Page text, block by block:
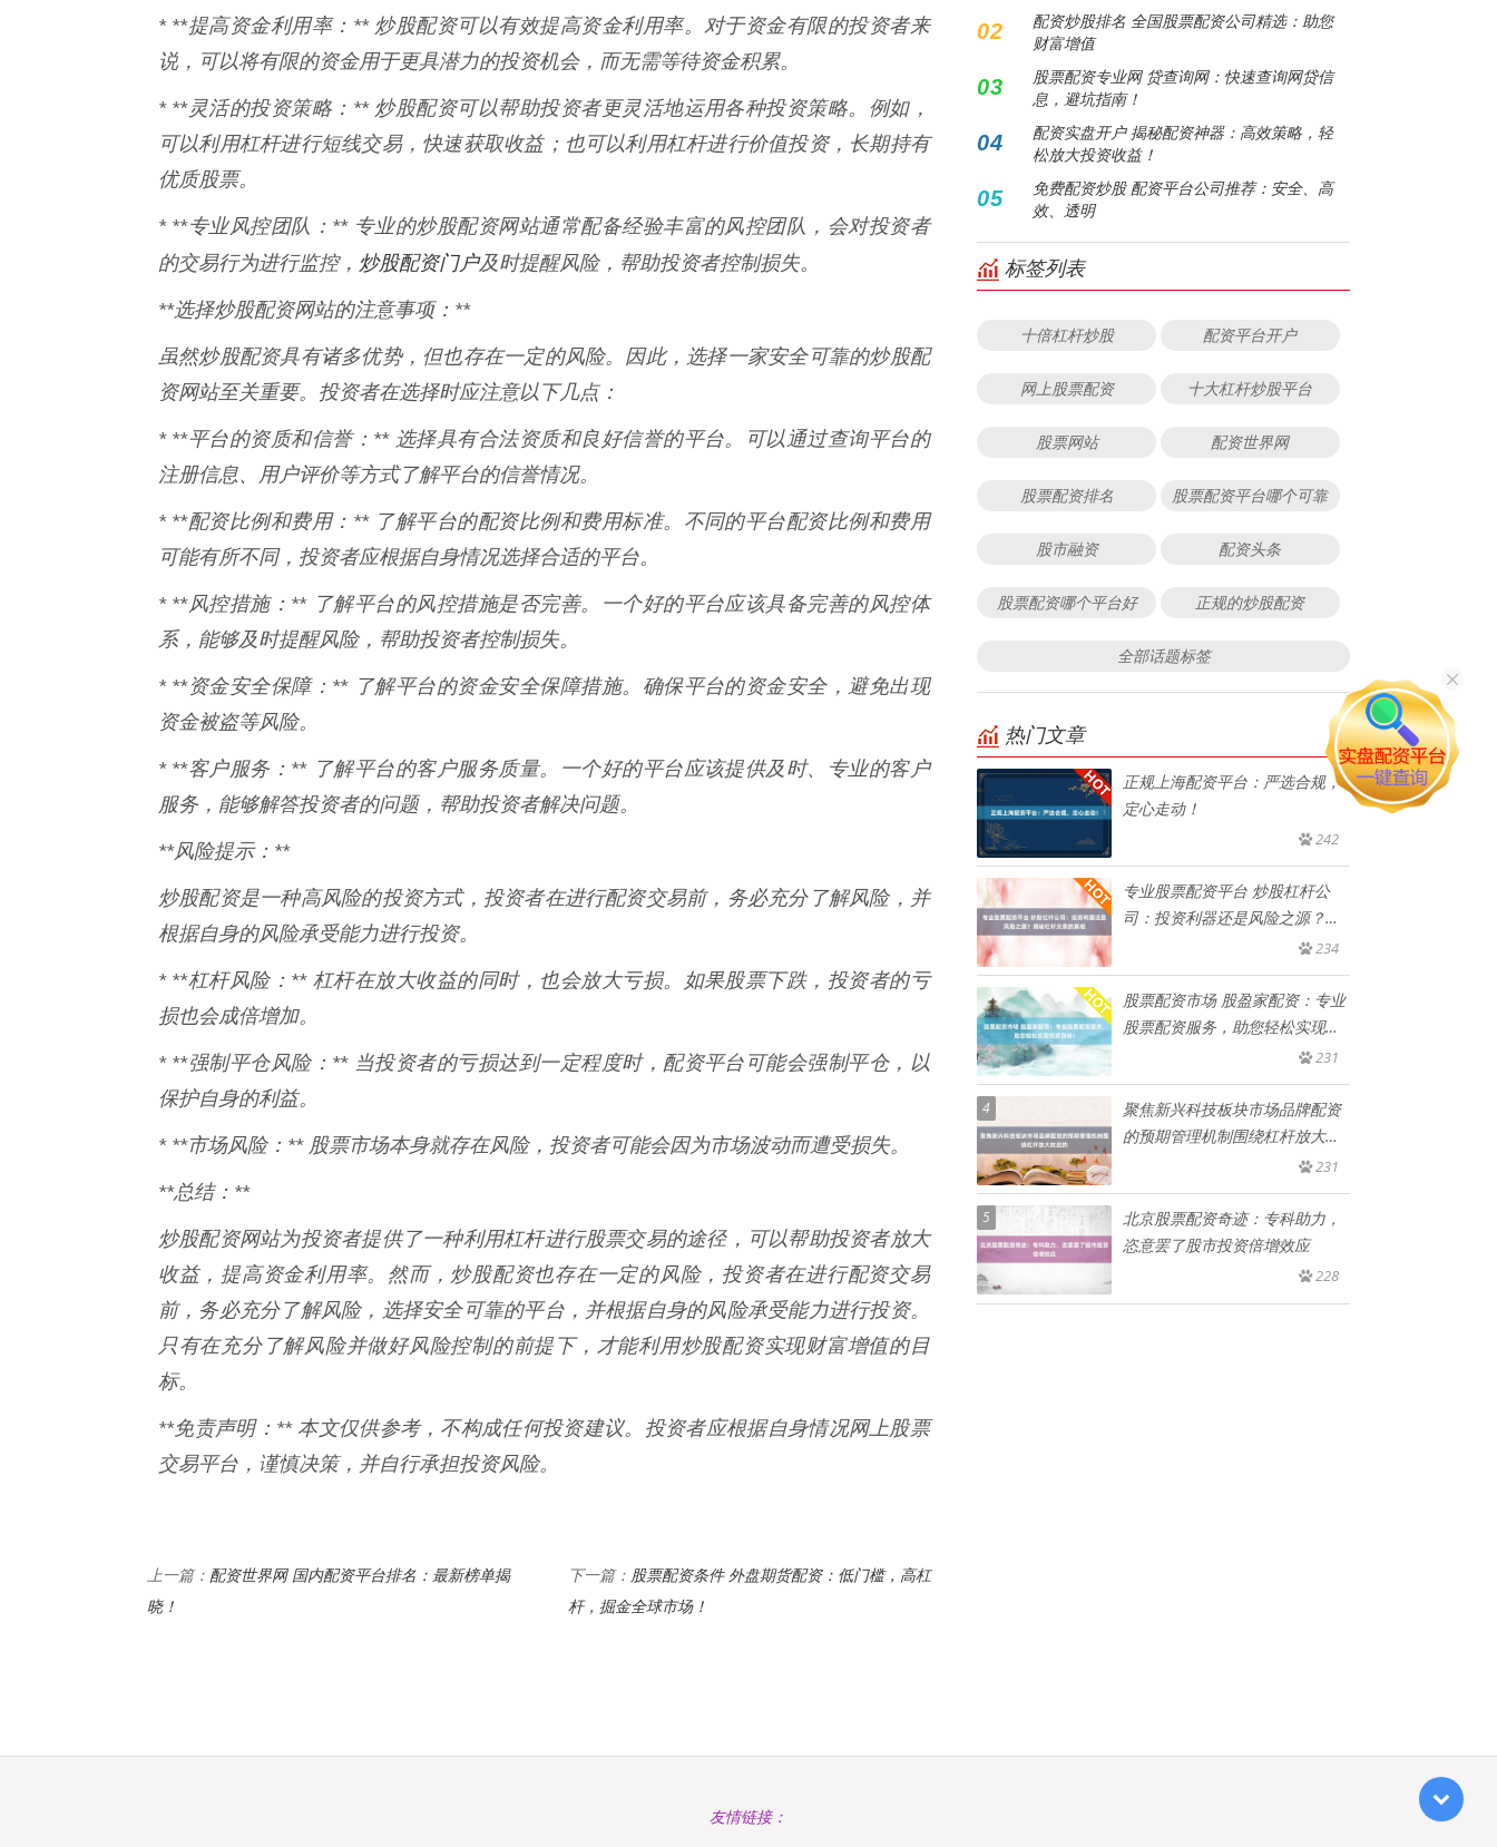
* **提高资金利用率：** 炒股配资可以有效提高资金利用率。对于资金有限的投资者来
说，可以将有限的资金用于更具潜力的投资机会，而无需等待资金积累。
* **灵活的投资策略：** 炒股配资可以帮助投资者更灵活地运用各种投资策略。例如，
可以利用杠杆进行短线交易，快速获取收益；也可以利用杠杆进行价值投资，长期持有
优质股票。
* **专业风控团队：** 专业的炒股配资网站通常配备经验丰富的风控团队，会对投资者
的交易行为进行监控， 炒股配资门户及时提醒风险，帮助投资者控制损失。
**选择炒股配资网站的注意事项：**
虽然炒股配资具有诸多优势，但也存在一定的风险。因此，选择一家安全可靠的炒股配
资网站至关重要。投资者在选择时应注意以下几点：
* **平台的资质和信誉：** 选择具有合法资质和良好信誉的平台。可以通过查询平台的
注册信息、用户评价等方式了解平台的信誉情况。
* **配资比例和费用：** 了解平台的配资比例和费用标准。不同的平台配资比例和费用
可能有所不同，投资者应根据自身情况选择合适的平台。
* **风控措施：** 了解平台的风控措施是否完善。一个好的平台应该具备完善的风控体
系，能够及时提醒风险，帮助投资者控制损失。
* **资金安全保障：** 了解平台的资金安全保障措施。确保平台的资金安全，避免出现
资金被盗等风险。
* **客户服务：** 了解平台的客户服务质量。一个好的平台应该提供及时、专业的客户
服务，能够解答投资者的问题，帮助投资者解决问题。
**风险提示：**
炒股配资是一种高风险的投资方式，投资者在进行配资交易前，务必充分了解风险，并
根据自身的风险承受能力进行投资。
* **杠杆风险：** 杠杆在放大收益的同时，也会放大亏损。如果股票下跌，投资者的亏
损也会成倍增加。
* **强制平仓风险：** 当投资者的亏损达到一定程度时，配资平台可能会强制平仓，以
保护自身的利益。
* **市场风险：** 股票市场本身就存在风险，投资者可能会因为市场波动而遭受损失。
**总结：**
炒股配资网站为投资者提供了一种利用杠杆进行股票交易的途径，可以帮助投资者放大
收益，提高资金利用率。然而，炒股配资也存在一定的风险，投资者在进行配资交易
前，务必充分了解风险，选择安全可靠的平台，并根据自身的风险承受能力进行投资。
只有在充分了解风险并做好风险控制的前提下，才能利用炒股配资实现财富增值的目
标。
**免责声明：** 本文仅供参考，不构成任何投资建议。投资者应根据自身情况网上股票
交易平台，谨慎决策，并自行承担投资风险。
上一篇： 配资世界网 国内配资平台排名：最新榜单揭
晓！
下一篇： 股票配资条件 外盘期货配资：低门槛，高杠
杆，掘金全球市场！
02
配资炒股排名 全国股票配资公司精选：助您
财富增值
03
股票配资专业网 贷查询网：快速查询网贷信
息，避坑指南！
04
配资实盘开户 揭秘配资神器：高效策略，轻
松放大投资收益！
05
免费配资炒股 配资平台公司推荐：安全、高
效、透明
标签列表
十倍杠杆炒股 配资平台开户
网上股票配资 十大杠杆炒股平台
股票网站 配资世界网
股票配资排名 股票配资平台哪个可靠
股市融资 配资头条
股票配资哪个平台好 正规的炒股配资
全部话题标签
热门文章
正规上海配资平台：严选合规，
定心走动！
242
专业股票配资平台 炒股杠杆公
司：投资利器还是风险之源？揭
234
股票配资市场 股盈家配资：专业
股票配资服务，助您轻松实现投
231
4
聚焦新兴科技板块市场品牌配资
的预期管理机制围绕杠杆放大效
231
5
北京股票配资奇迹：专科助力，
恣意罢了股市投资倍增效应
228
友情链接：